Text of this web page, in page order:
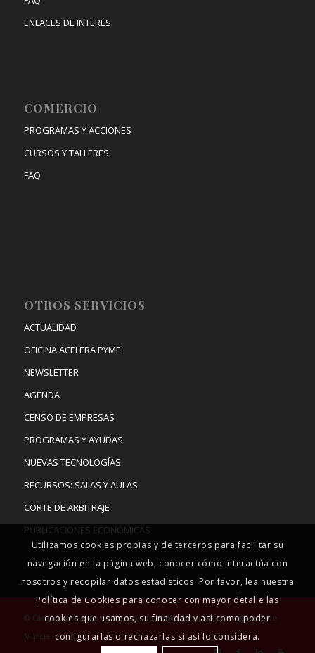
ENLACES DE INTERÉS
COMERCIO
PROGRAMAS Y ACCIONES
CURSOS Y TALLERES
FAQ
OTROS SERVICIOS
ACTUALIDAD
OFICINA ACELERA PYME
NEWSLETTER
AGENDA
CENSO DE EMPRESAS
PROGRAMAS Y AYUDAS
NUEVAS TECNOLOGÍAS
RECURSOS: SALAS Y AULAS
CORTE DE ARBITRAJE
PUBLICACIONES ECONÓMICAS
© Cámara Oficial de Comercio, Industria, Servicios y Navegación de
Murcia
Utilizamos cookies propias y de terceros para facilitar su
navegación en la página web, conocer cómo interactúa con
nosotros y recopilar datos estadísticos. Por favor, lea nuestra
Política de Cookies para conocer con mayor detalle las
cookies que usamos, su finalidad y así como poder
configurarlas o rechazarlas si así lo considera.